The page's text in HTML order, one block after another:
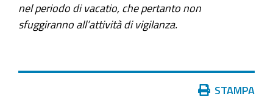
nel periodo di vacatio, che pertanto non
sfuggiranno all’attività di vigilanza.
STAMPA